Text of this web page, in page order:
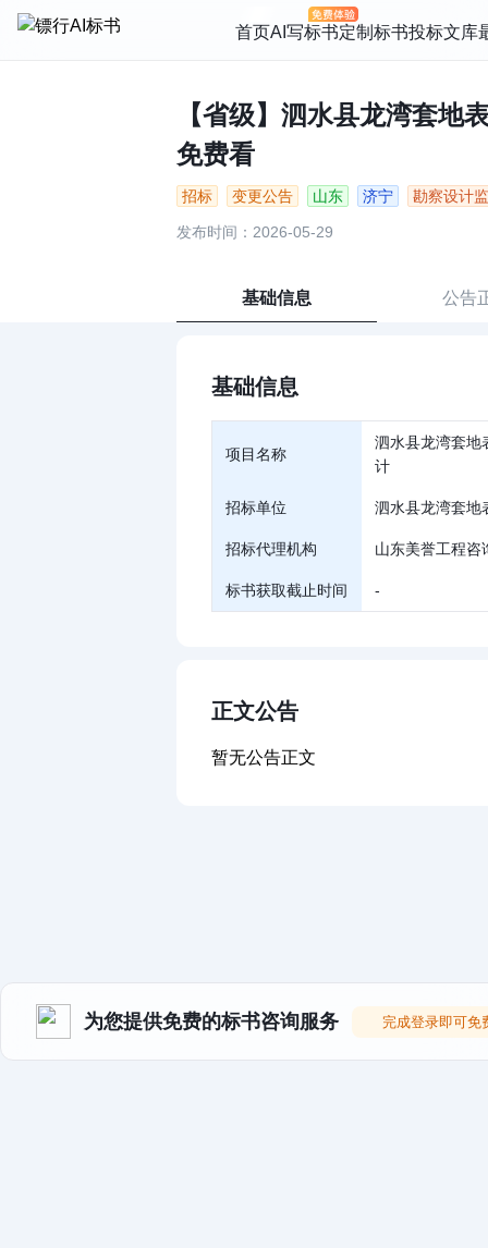
首页AI写标书定制标书投标文库
【省级】泗水县龙湾套地
免费看
招标 变更公告 山东 济宁 勘察设计
发布时间：2026-05-29
基础信息 公告
基础信息
项目名称
泗水县龙湾套地
计
招标单位 泗水县龙湾套地
招标代理机构 山东美誉工程咨
标书获取截止时间 -
正文公告
暂无公告正文
为您提供免费的标书咨询服务 完成登录即可免